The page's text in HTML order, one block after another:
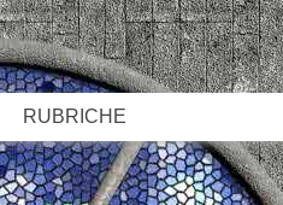
RUBRICHE